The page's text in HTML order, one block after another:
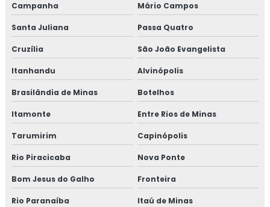
Campanha Mário Campos
Santa Juliana Passa Quatro
Cruzília São João Evangelista
Itanhandu Alvinópolis
Brasilândia de Minas Botelhos
Itamonte Entre Rios de Minas
Tarumirim Capinópolis
Rio Piracicaba Nova Ponte
Bom Jesus do Galho Fronteira
Rio Paranaíba Itaú de Minas